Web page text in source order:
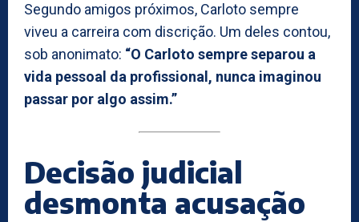
Segundo amigos próximos, Carloto sempre
viveu a carreira com discrição. Um deles contou,
sob anonimato: “O Carloto sempre separou a
vida pessoal da profissional, nunca imaginou
passar por algo assim.”
Decisão judicial
desmonta acusação